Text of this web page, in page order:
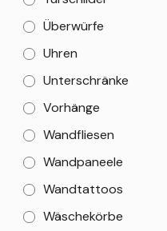
Überwürfe
Uhren
Unterschränke
Vorhänge
Wandfliesen
Wandpaneele
Wandtattoos
Wäschekörbe